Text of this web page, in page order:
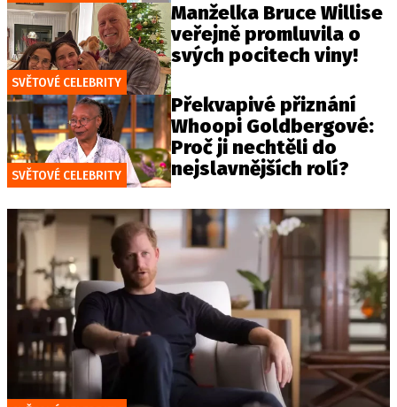
SVĚTOVÉ CELEBRITY
Manželka Bruce Willise
veřejně promluvila o
svých pocitech viny!
SVĚTOVÉ CELEBRITY
Překvapivé přiznání
Whoopi Goldbergové:
Proč ji nechtěli do
nejslavnějších rolí?